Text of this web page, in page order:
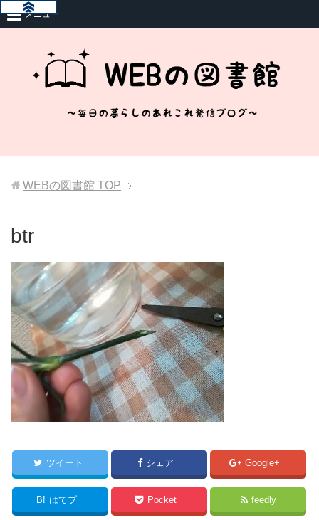
メニュー
WEBの図書館 TOP
btr
ツイート シェア Google+
B! はてブ Pocket feedly